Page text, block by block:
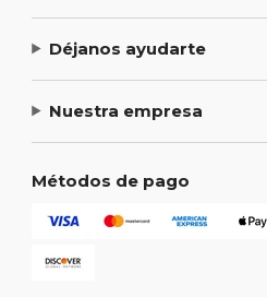
Déjanos ayudarte
Nuestra empresa
Métodos de pago